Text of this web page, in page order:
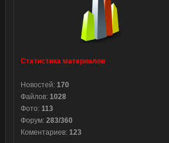
Статистика материалов
Новостей: 170
Файлов: 1028
Фото: 113
Форум: 283/360
Коментариев: 123